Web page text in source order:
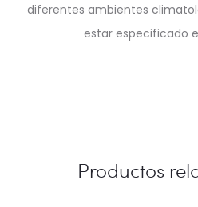
diferentes ambientes
estar especificado
Productos